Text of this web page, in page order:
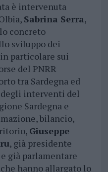
è intervenuta
Sabrina Serra,
concreto
sviluppo dei
particolare sui
del PNRR
tra Sardegna ed
degli interventi del
Sardegna e
bilancio,
Giuseppe
, già presidente
già parlamentare
hanno allargato lo